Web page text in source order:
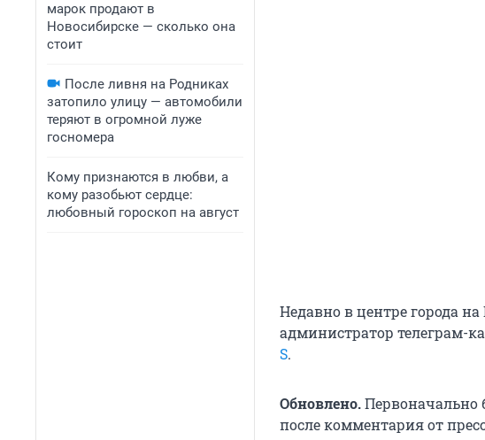
марок продают в
Новосибирске — сколько она
стоит
После ливня на Родниках
затопило улицу — автомобили
теряют в огромной луже
госномера
Кому признаются в любви, а
кому разобьют сердце:
любовный гороскоп на август
Недавно в центре города
администратор телеграм-
S.
Обновлено.Первоначально
после комментария от